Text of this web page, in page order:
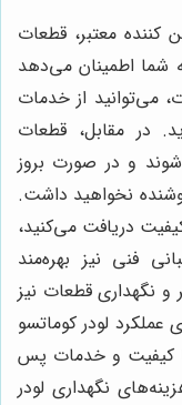
کننده معتبر، قطعات
شما اطمینان می‌دهد
می‌توانید از خدمات
در مقابل، قطعات
و در صورت بروز
نخواهید داشت.
دریافت می‌کنید،
فنی نیز بهره‌مند
نگهداری قطعات نیز
لودر کوماتسو
کیفیت و خدمات پس
نگهداری لودر